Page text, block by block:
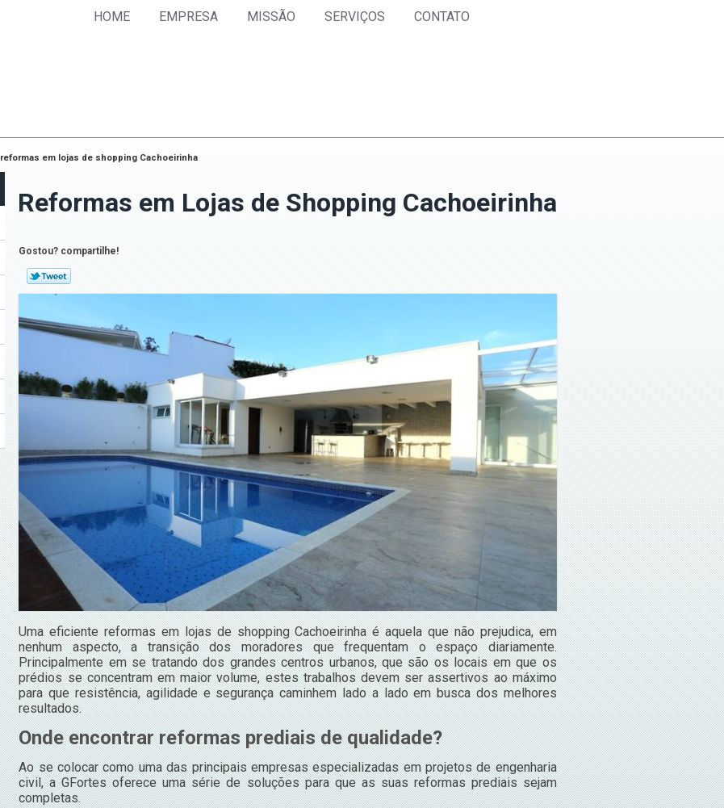
HOME EMPRESA MISSÃO SERVIÇOS CONTATO
reformas em lojas de shopping Cachoeirinha
Reformas em Lojas de Shopping Cachoeirinha
Gostou? compartilhe!
Uma eficiente reformas em lojas de shopping Cachoeirinha é aquela que não prejudica, em
nenhum aspecto, a transição dos moradores que frequentam o espaço diariamente.
Principalmente em se tratando dos grandes centros urbanos, que são os locais em que os
prédios se concentram em maior volume, estes trabalhos devem ser assertivos ao máximo
para que resistência, agilidade e segurança caminhem lado a lado em busca dos melhores
resultados.
Onde encontrar reformas prediais de qualidade?
Ao se colocar como uma das principais empresas especializadas em projetos de engenharia
civil, a GFortes oferece uma série de soluções para que as suas reformas prediais sejam
completas.